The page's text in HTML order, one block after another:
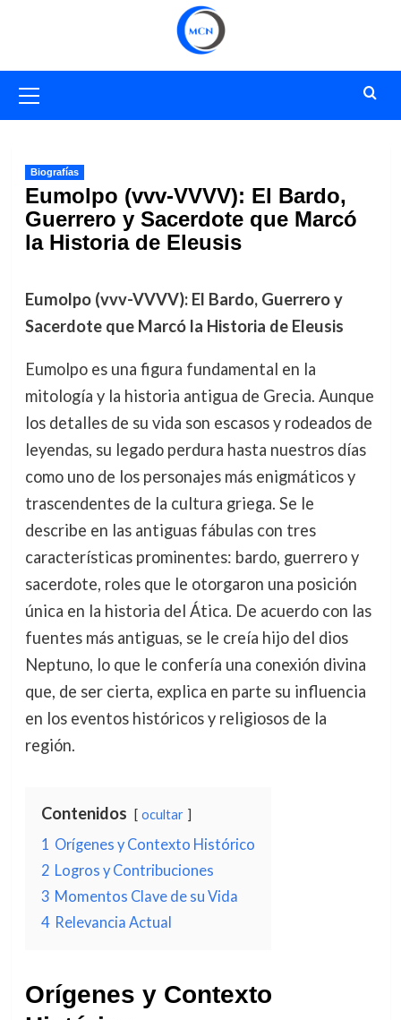
primario
Biografías
Eumolpo (vvv-VVVV): El Bardo,
Guerrero y Sacerdote que Marcó
la Historia de Eleusis
Eumolpo (vvv-VVVV): El Bardo, Guerrero y
Sacerdote que Marcó la Historia de Eleusis
Eumolpo es una figura fundamental en la
mitología y la historia antigua de Grecia. Aunque
los detalles de su vida son escasos y rodeados de
leyendas, su legado perdura hasta nuestros días
como uno de los personajes más enigmáticos y
trascendentes de la cultura griega. Se le
describe en las antiguas fábulas con tres
características prominentes: bardo, guerrero y
sacerdote, roles que le otorgaron una posición
única en la historia del Ática. De acuerdo con las
fuentes más antiguas, se le creía hijo del dios
Neptuno, lo que le confería una conexión divina
que, de ser cierta, explica en parte su influencia
en los eventos históricos y religiosos de la
región.
Contenidos ocultar
1 Orígenes y Contexto Histórico
2 Logros y Contribuciones
3 Momentos Clave de su Vida
4 Relevancia Actual
Orígenes y Contexto